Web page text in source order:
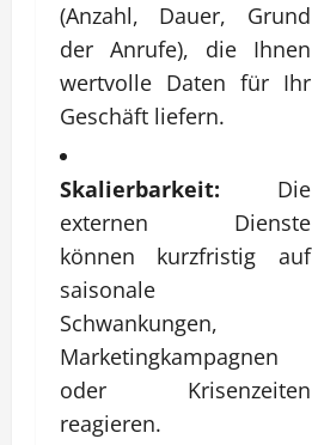
(Anzahl, Dauer, Grund
der Anrufe), die Ihnen
wertvolle Daten für Ihr
Geschäft liefern.
Skalierbarkeit: Die
externen Dienste
können kurzfristig auf
saisonale
Schwankungen,
Marketingkampagnen
oder Krisenzeiten
reagieren.